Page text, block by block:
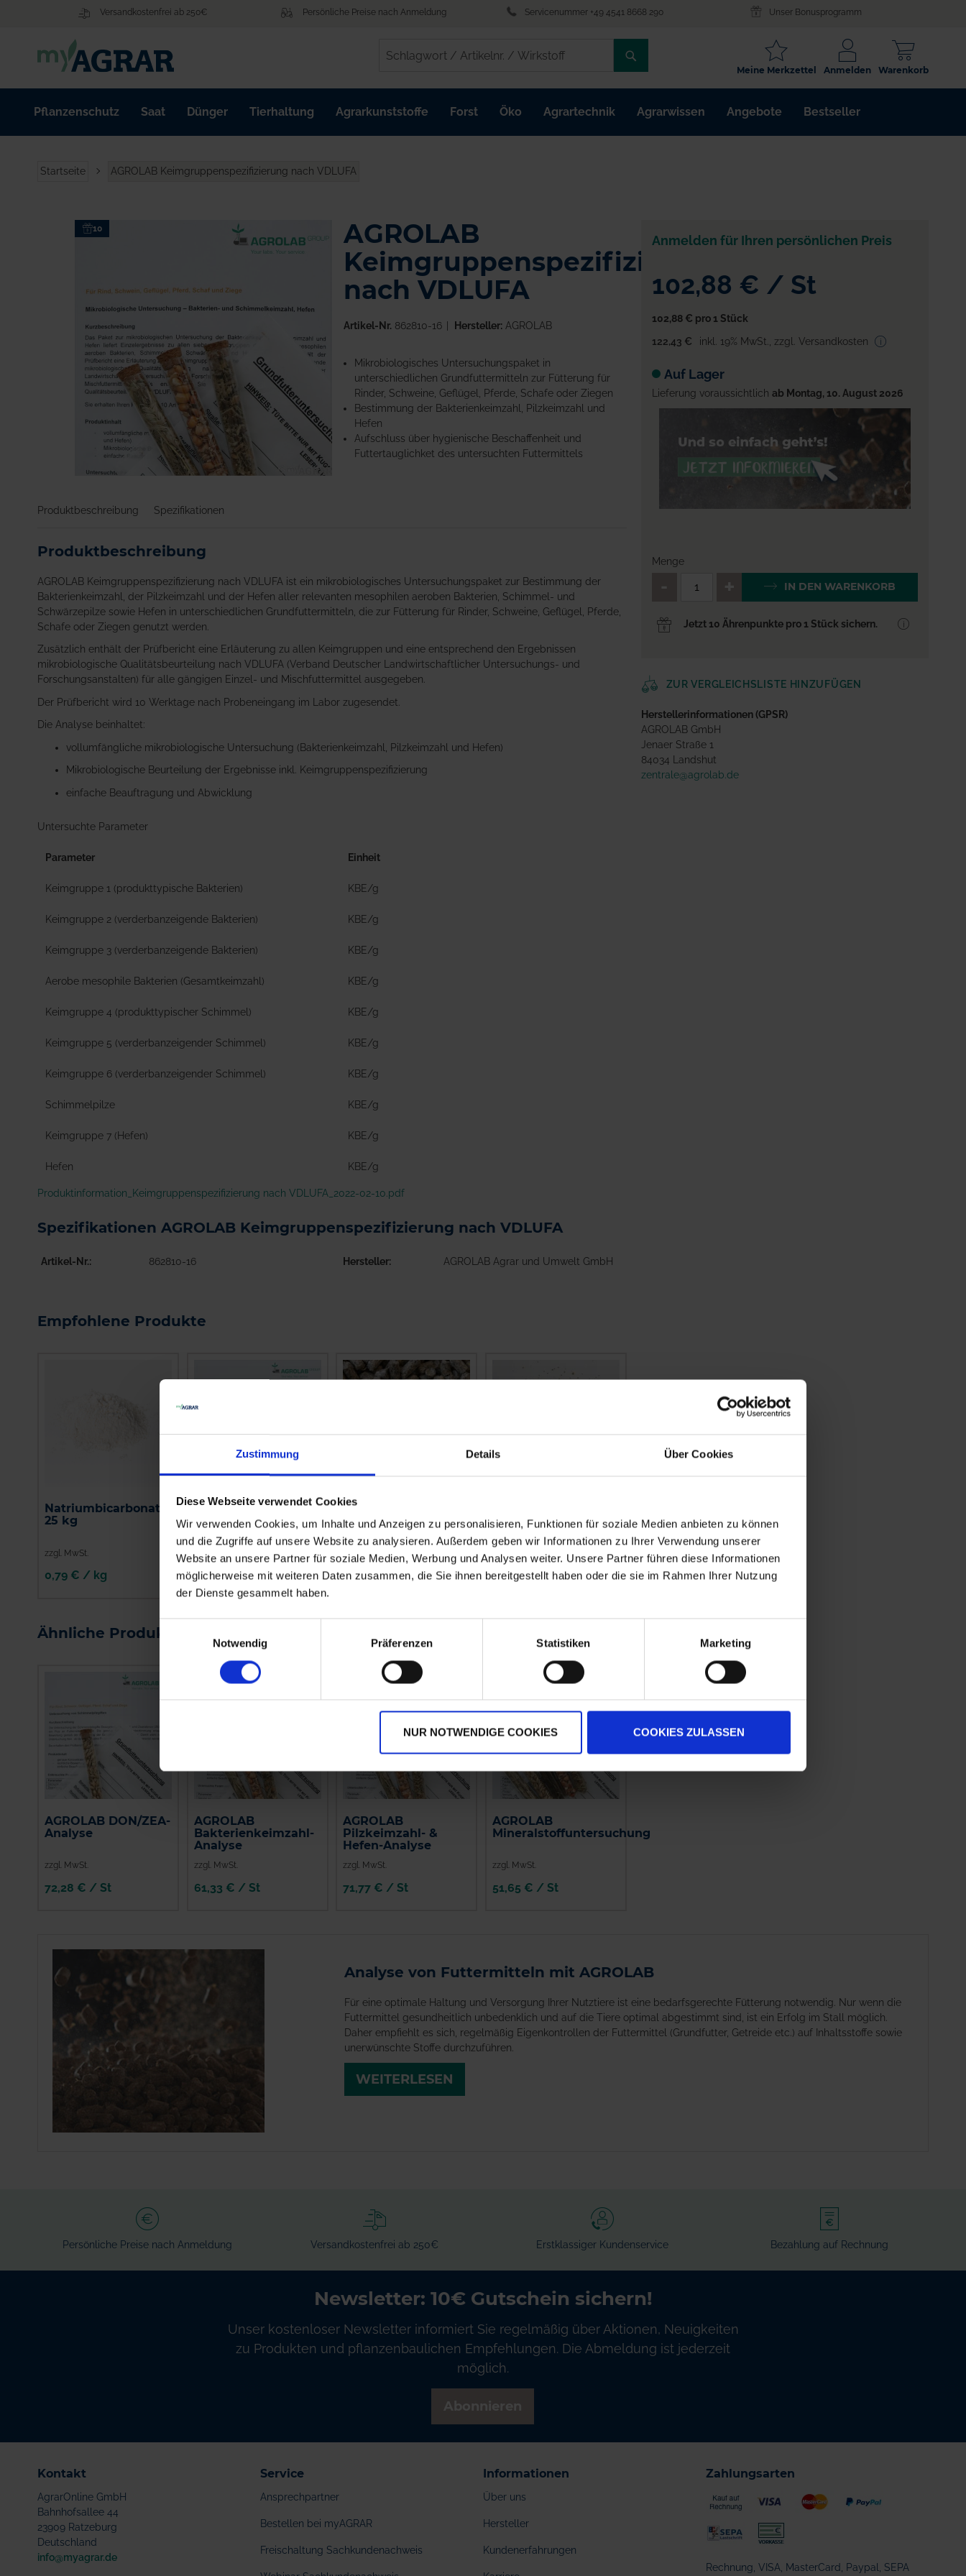
Zustimmung Details Über Cookies
Diese Webseite verwendet Cookies
Wir verwenden Cookies, um Inhalte und Anzeigen zu personalisieren, Funktionen für soziale Medien anbieten zu können
und die Zugriffe auf unsere Website zu analysieren. Außerdem geben wir Informationen zu Ihrer Verwendung unserer
Website an unsere Partner für soziale Medien, Werbung und Analysen weiter. Unsere Partner führen diese Informationen
möglicherweise mit weiteren Daten zusammen, die Sie ihnen bereitgestellt haben oder die sie im Rahmen Ihrer Nutzung
der Dienste gesammelt haben.
Einwilligungsauswahl
Notwendig
Präferenzen Statistiken Marketing
NUR NOTWENDIGE COOKIES COOKIES ZULASSEN
Versandkostenfrei ab 250€ Persönliche Preise nach Anmeldung Servicenummer +49 4541 8668 290 Unser Bonusprogramm
/
ARTIKELNR.
/
Warenkorb
Anmelden
Meine Merkzettel
Pflanzenschutz Saat Dünger Tierhaltung Agrarkunststoffe Forst Öko Agrartechnik Agrarwissen Angebote Bestseller
Startseite AGROLAB Keimgruppenspezifizierung nach VDLUFA
10
der
springen
AGROLAB
Keimgruppenspezifizierung
nach VDLUFA
Artikel-Nr. 862810-16 Hersteller:AGROLAB
Mikrobiologisches Untersuchungspaket in
unterschiedlichen Grundfuttermitteln zur Fütterung für
Rinder, Schweine, Geflügel, Pferde, Schafe oder Ziegen
Bestimmung der Bakterienkeimzahl, Pilzkeimzahl und
Hefen
Aufschluss über hygienische Beschaffenheit und
Futtertauglichket des untersuchten Futtermittels
Produktbeschreibung Spezifikationen
Produktbeschreibung
AGROLAB Keimgruppenspezifizierung nach VDLUFA ist ein mikrobiologisches Untersuchungspaket zur Bestimmung der
Bakterienkeimzahl, der Pilzkeimzahl und der Hefen aller relevanten mesophilen aeroben Bakterien, Schimmel- und
Schwärzepilze sowie Hefen in unterschiedlichen Grundfuttermitteln, die zur Fütterung für Rinder, Schweine, Geflügel, Pferde,
Schafe oder Ziegen genutzt werden.
Zusätzlich enthält der Prüfbericht eine Erläuterung zu allen Keimgruppen und eine entsprechend den Ergebnissen
mikrobiologische Qualitätsbeurteilung nach VDLUFA (Verband Deutscher Landwirtschaftlicher Untersuchungs- und
Forschungsanstalten) für alle gängigen Einzel- und Mischfuttermittel ausgegeben.
Der Prüfbericht wird 10 Werktage nach Probeneingang im Labor zugesendet.
Die Analyse beinhaltet:
vollumfängliche mikrobiologische Untersuchung (Bakterienkeimzahl, Pilzkeimzahl und Hefen)
Mikrobiologische Beurteilung der Ergebnisse inkl. Keimgruppenspezifizierung
einfache Beauftragung und Abwicklung
Untersuchte Parameter
Parameter Einheit
Keimgruppe 1 (produkttypische Bakterien) KBE/g
Keimgruppe 2 (verderbanzeigende Bakterien) KBE/g
Keimgruppe 3 (verderbanzeigende Bakterien) KBE/g
Aerobe mesophile Bakterien (Gesamtkeimzahl) KBE/g
Keimgruppe 4 (produkttypischer Schimmel) KBE/g
Keimgruppe 5 (verderbanzeigender Schimmel) KBE/g
Keimgruppe 6 (verderbanzeigender Schimmel) KBE/g
Schimmelpilze KBE/g
Keimgruppe 7 (Hefen) KBE/g
Hefen KBE/g
Produktinformation_Keimgruppenspezifizierung nach VDLUFA_2022-02-10.pdf
Spezifikationen AGROLAB Keimgruppenspezifizierung nach VDLUFA
Artikel-Nr. 862810-16 Hersteller AGROLAB Agrar und Umwelt GmbH
Empfohlene Produkte
Natriumbicarbonat /
25 kg
zzgl. MwSt.
0,79 € / kg
AGROLAB NIRS-
Analyse Getreide
zzgl. MwSt.
50,52 € / St
WARENKORB
zzgl. MwSt.
0,64 € / kg
WARENKORB
Mineralfutter Rind
Bullen
zzgl. MwSt.
0,80 € / kg
WARENKORB
Ähnliche Produkte
AGROLAB DON/ZEA-
Analyse
zzgl. MwSt.
72,28 € / St
AGROLAB
Bakterienkeimzahl-
Analyse
zzgl. MwSt.
61,33 € / St
AGROLAB
Pilzkeimzahl- &
Hefen-Analyse
zzgl. MwSt.
71,77 € / St
AGROLAB
Mineralstoffuntersuchung
zzgl. MwSt.
51,65 € / St
Anmelden für Ihren persönlichen Preis
102,88 € / St
102,88 € pro 1 Stück
122,43 €
inkl. 19% MwSt. zzgl. Versandkosten
Auf Lager
Lieferung voraussichtlich ab Montag, 10. August 2026
Menge
QTY_CONTROL_DECREASE
IN DEN WARENKORB
Jetzt 10 Ährenpunkte pro 1 Stück sichern.
ZUR VERGLEICHSLISTE HINZUFÜGEN
Herstellerinformationen (GPSR)
AGROLAB GmbH
Jenaer Straße 1
84034 Landshut
zentrale@agrolab.de
Analyse von Futtermitteln mit AGROLAB
Für eine optimale Haltung und Versorgung Ihrer Nutztiere ist eine bedarfsgerechte Fütterung notwendig. Nur wenn die
Futtermittel gesundheitlich unbedenklich und auf die Tiere optimal abgestimmt sind, ist ein Erfolg im Stall möglich.
Daher empfiehlt es sich, regelmäßig Eigenkontrollen der Futtermittel (Grundfutter, Getreide etc.) auf Inhaltsstoffe sowie
unerwünschte Stoffe durchzuführen.
WEITERLESEN
Persönliche Preise nach Anmeldung Versandkostenfrei ab 250€ Erstklassiger Kundenservice Bezahlung auf Rechnung
Newsletter: 10€ Gutschein sichern!
Unser kostenloser Newsletter informiert Sie regelmäßig über Aktionen, Neuigkeiten
zu Produkten und pflanzenbaulichen Empfehlungen. Die Abmeldung ist jederzeit
möglich.
Kontakt
AgrarOnline GmbH
Bahnhofsallee 44
23909 Ratzeburg
Deutschland
info@myagrar.de
Service
Ansprechpartner
Bestellen bei myAGRAR
Freischaltung Sachkundenachweis
Informationen
Über uns
Hersteller
Kundenerfahrungen
Zahlungsarten
Rechnung, VISA, MasterCard, Paypal, SEPA